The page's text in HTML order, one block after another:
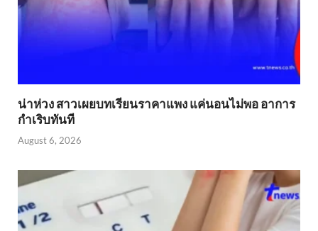
น่าห่วง สาวเผยบทเรียนราคาแพง แค่นอนไม่พอ อาการ
กำเริบทันที
August 6, 2026